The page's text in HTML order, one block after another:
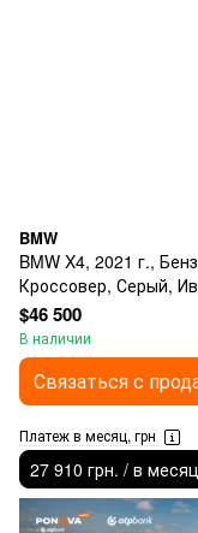
BMW
BMW X4, 2021 г.,
Кроссовер, Серый,
$46 500
В наличии
Связаться с
Платеж в месяц, грн
27 910 грн. / в месяц